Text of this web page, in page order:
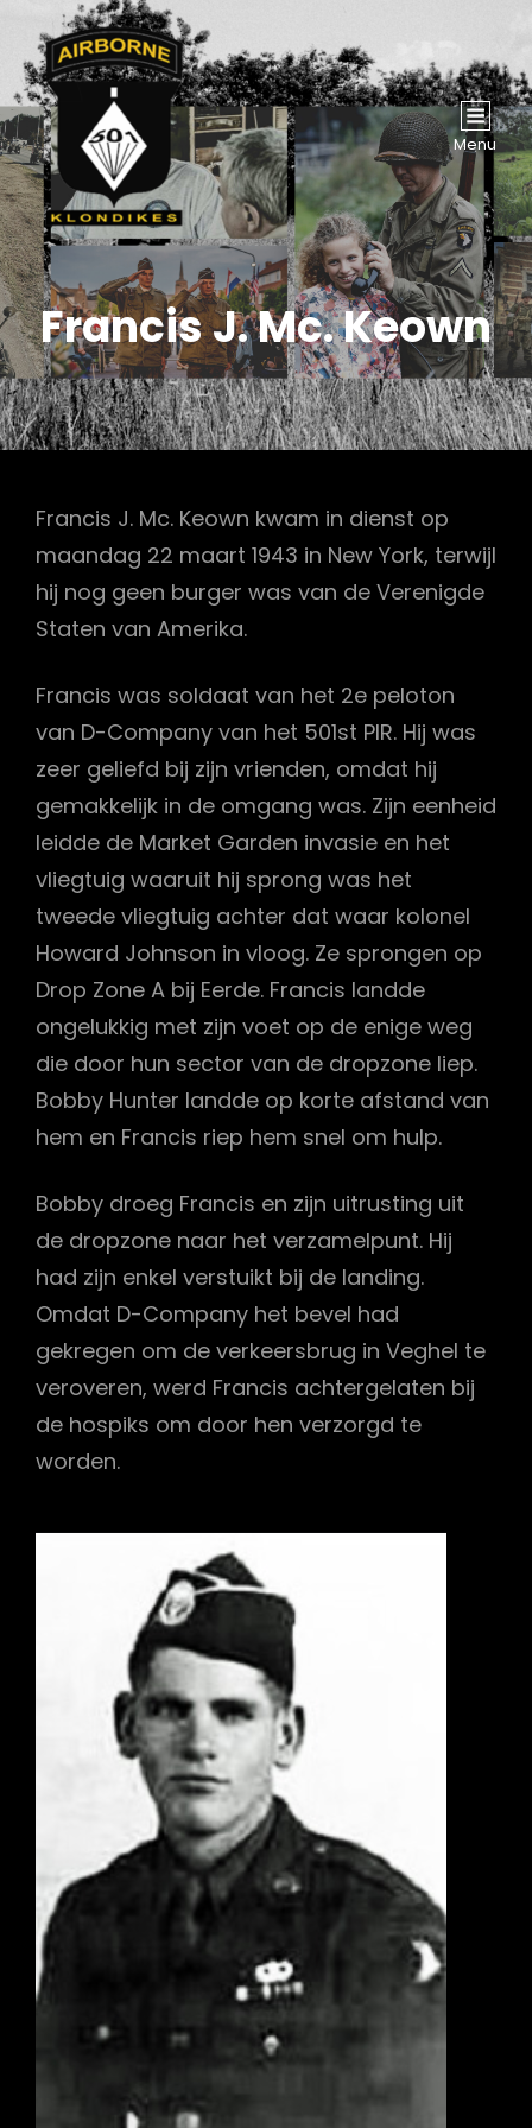
Menu
Francis J. Mc. Keown
Francis J. Mc. Keown kwam in dienst op
maandag 22 maart 1943 in New York, terwijl
hij nog geen burger was van de Verenigde
Staten van Amerika.
Francis was soldaat van het 2e peloton
van D-Company van het 501st PIR. Hij was
zeer geliefd bij zijn vrienden, omdat hij
gemakkelijk in de omgang was. Zijn eenheid
leidde de Market Garden invasie en het
vliegtuig waaruit hij sprong was het
tweede vliegtuig achter dat waar kolonel
Howard Johnson in vloog. Ze sprongen op
Drop Zone A bij Eerde. Francis landde
ongelukkig met zijn voet op de enige weg
die door hun sector van de dropzone liep.
Bobby Hunter landde op korte afstand van
hem en Francis riep hem snel om hulp.
Bobby droeg Francis en zijn uitrusting uit
de dropzone naar het verzamelpunt. Hij
had zijn enkel verstuikt bij de landing.
Omdat D-Company het bevel had
gekregen om de verkeersbrug in Veghel te
veroveren, werd Francis achtergelaten bij
de hospiks om door hen verzorgd te
worden.